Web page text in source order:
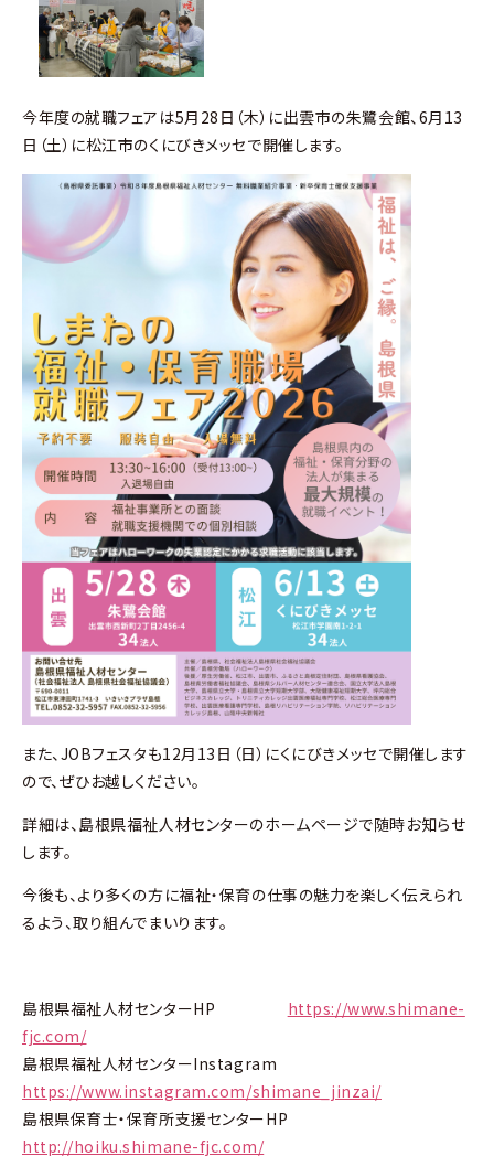
今年度の就職フェアは5月28日（木）に出雲市の朱鷺会館、6月13
日（土）に松江市のくにびきメッセで開催します。
また、JOBフェスタも12月13日（日）にくにびきメッセで開催します
ので、ぜひお越しください。
詳細は、島根県福祉人材センターのホームページで随時お知らせ
します。
今後も、より多くの方に福祉・保育の仕事の魅力を楽しく伝えられ
るよう、取り組んでまいります。
島根県福祉人材センターHP https://www.shimane-
fjc.com/
島根県福祉人材センターInstagram
https://www.instagram.com/shimane_jinzai/
島根県保育士・保育所支援センターHP
http://hoiku.shimane-fjc.com/